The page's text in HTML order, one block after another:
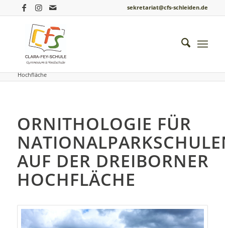
sekretariat@cfs-schleiden.de
Du bist hier: Startseite
Ornithologie für Nationalparkschulen auf der Dreiborner
Hochfläche
ORNITHOLOGIE FÜR
AUF DER DREIBORNER
HOCHFLÄCHE